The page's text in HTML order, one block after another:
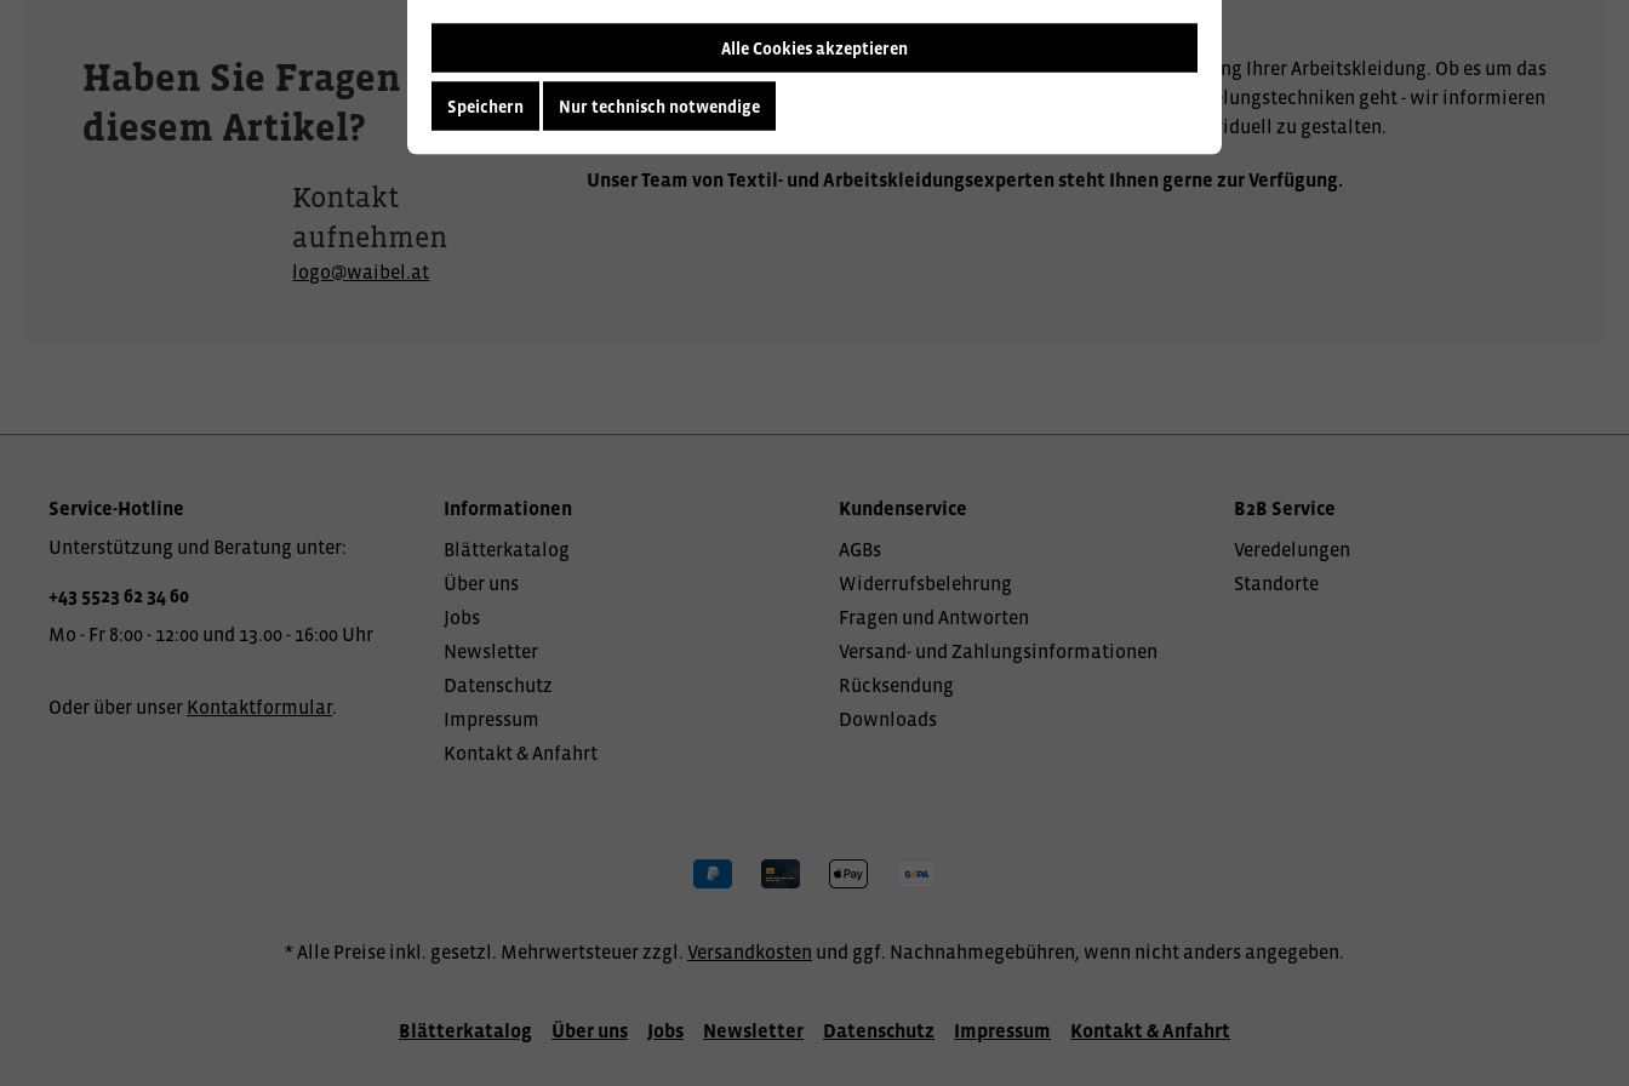
Haben Sie Fragen zu
diesem Artikel?
Kontakt
aufnehmen
logo@waibel.at
Wir beraten Sie gerne zu den vielfältigen Möglichkeiten der Personalisierung Ihrer Arbeitskleidung. Ob es um das
Aufbringen Ihres Firmenlogos, hochwertige Stickereien oder andere Veredelungstechniken geht - wir informieren
Sie gerne über alle Optionen, um Ihre Arbeitskleidung einzigartig und individuell zu gestalten.
Unser Team von Textil- und Arbeitskleidungsexperten steht Ihnen gerne zur Verfügung.
Service-Hotline
Unterstützung und Beratung unter:
+43 5523 62 34 60
Mo - Fr 8:00 - 12:00 und 13.00 - 16:00 Uhr
Oder über unser Kontaktformular.
Informationen
Blätterkatalog
Über uns
Jobs
Newsletter
Datenschutz
Impressum
Kontakt & Anfahrt
Kundenservice
AGBs
Widerrufsbelehrung
Fragen und Antworten
Versand- und Zahlungsinformationen
Rücksendung
Downloads
B2B Service
Veredelungen
Standorte
* Alle Preise inkl. gesetzl. Mehrwertsteuer zzgl. Versandkosten und ggf. Nachnahmegebühren, wenn nicht anders angegeben.
Blätterkatalog Über uns Jobs Newsletter Datenschutz Impressum Kontakt & Anfahrt
Alle Cookies akzeptieren
Speichern Nur technisch notwendige